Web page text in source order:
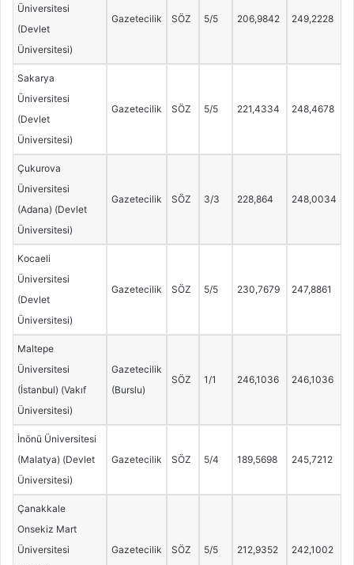
Üniversitesi
(Devlet
Üniversitesi)
Gazetecilik SÖZ 5/5 206,9842 249,2228
Sakarya
Üniversitesi
(Devlet
Üniversitesi)
Gazetecilik SÖZ 5/5 221,4334 248,4678
Çukurova
Üniversitesi
(Adana) (Devlet
Üniversitesi)
Gazetecilik SÖZ 3/3 228,864 248,0034
Kocaeli
Üniversitesi
(Devlet
Üniversitesi)
Gazetecilik SÖZ 5/5 230,7679 247,8861
Maltepe
Üniversitesi
(İstanbul) (Vakıf
Üniversitesi)
Gazetecilik
(Burslu)
SÖZ 1/1 246,1036 246,1036
İnönü Üniversitesi
(Malatya) (Devlet
Üniversitesi)
Gazetecilik SÖZ 5/4 189,5698 245,7212
Çanakkale
Onsekiz Mart
Üniversitesi
Gazetecilik SÖZ 5/5 212,9352 242,1002